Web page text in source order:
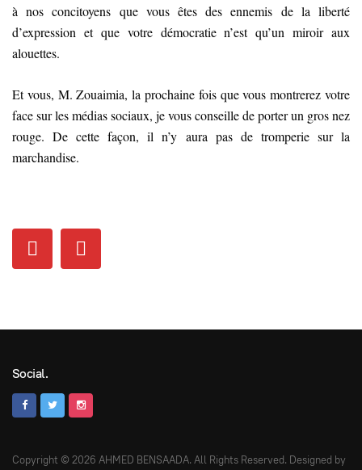
à nos concitoyens que vous êtes des ennemis de la liberté
d’expression et que votre démocratie n’est qu’un miroir aux
alouettes.
Et vous, M. Zouaimia, la prochaine fois que vous montrerez votre
face sur les médias sociaux, je vous conseille de porter un gros nez
rouge. De cette façon, il n’y aura pas de tromperie sur la
marchandise.
Social.
Copyright © 2026 AHMED BENSAADA. All Rights Reserved. Designed by